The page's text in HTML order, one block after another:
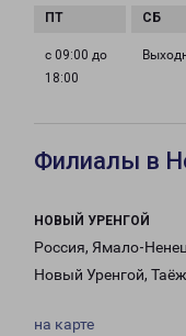
с 09:00 до
18:00
Филиалы в
НОВЫЙ УРЕНГОЙ
Россия, Ямало-
Новый Уренгой,
на карте